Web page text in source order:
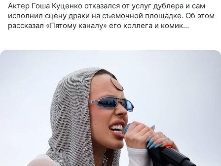
Актер Гоша Куценко отказался от услуг дублера и сам
исполнил сцену драки на съемочной площадке. Об этом
рассказал «Пятому каналу» его коллега и комик